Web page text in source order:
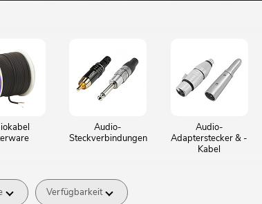
Audio-
Steckverbindungen
Audio-
Adapterstecker & -
Kabel
Verfügbarkeit